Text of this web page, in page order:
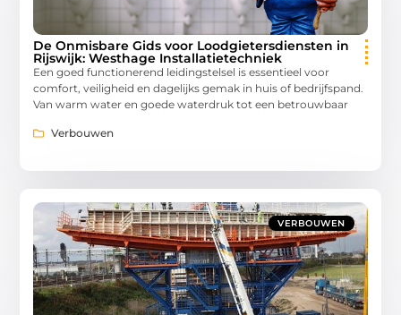
De Onmisbare Gids voor Loodgietersdiensten in
Rijswijk: Westhage Installatietechniek
Een goed functionerend leidingstelsel is essentieel voor
comfort, veiligheid en dagelijks gemak in huis of bedrijfspand.
Van warm water en goede waterdruk tot een betrouwbaar
Verbouwen
VERBOUWEN